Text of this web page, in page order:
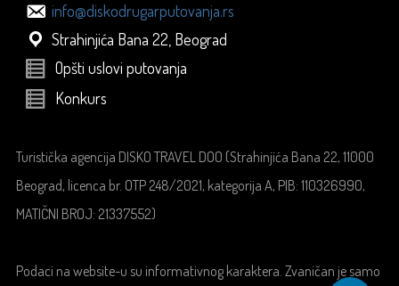
info@diskodrugarputovanja.rs
Strahinjića Bana 22, Beograd
Opšti uslovi putovanja
Konkurs
Turistička agencija DISKO TRAVEL DOO (Strahinjića Bana 22, 11000
Beograd, licenca br. OTP 248/2021, kategorija A, PIB: 110326990,
MATIČNI BROJ: 21337552)
Podaci na website-u su informativnog karaktera. Zvaničan je samo